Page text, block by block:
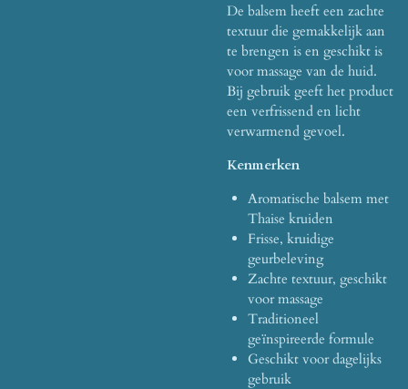
De balsem heeft een zachte
textuur die gemakkelijk aan
te brengen is en geschikt is
voor massage van de huid.
Bij gebruik geeft het product
een verfrissend en licht
verwarmend gevoel.
Kenmerken
Aromatische balsem met
Thaise kruiden
Frisse, kruidige
geurbeleving
Zachte textuur, geschikt
voor massage
Traditioneel
geïnspireerde formule
Geschikt voor dagelijks
gebruik